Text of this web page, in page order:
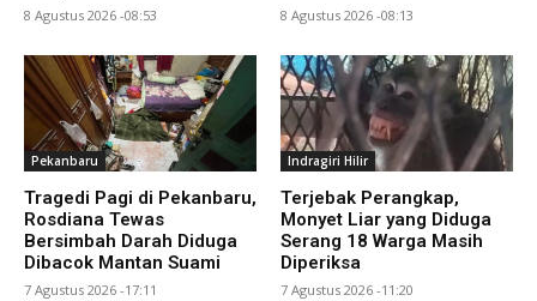
8 Agustus 2026 -08:53 8 Agustus 2026 -08:13
Pekanbaru
Tragedi Pagi di Pekanbaru,
Rosdiana Tewas
Bersimbah Darah Diduga
Dibacok Mantan Suami
7 Agustus 2026 -17:11
Indragiri Hilir
Terjebak Perangkap,
Monyet Liar yang Diduga
Serang 18 Warga Masih
Diperiksa
7 Agustus 2026 -11:20